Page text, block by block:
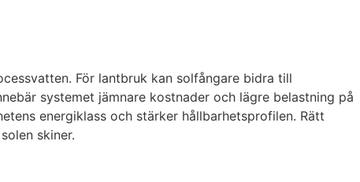
För lantbruk kan solfångare bidra till
systemet jämnare kostnader och lägre belastning på
energiklass och stärker hållbarhetsprofilen. Rätt
skiner.